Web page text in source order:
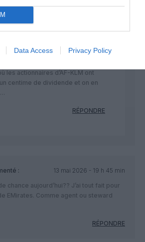
Data Access Privacy Policy
votre lumière
:
16 min
les actionnaires ?
les actionnaires d’AF-KLM ont
centime de dividende et on en
RÉPONDRE
:
13 mai 2026 - 19 h 45 min
chance aujourd’hui?? J’ai tout fait pour
EMirates. Comme agent ou steward
RÉPONDRE